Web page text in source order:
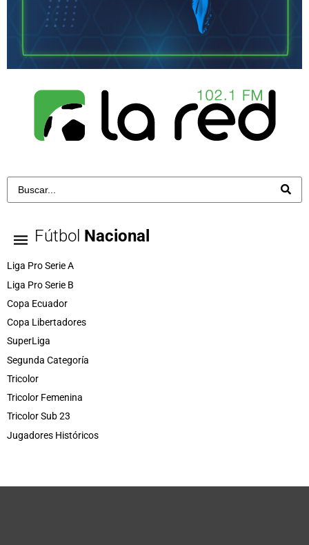
Fútbol Nacional
Liga Pro Serie A
Liga Pro Serie B
Copa Ecuador
Copa Libertadores
SuperLiga
Segunda Categoría
Tricolor
Tricolor Femenina
Tricolor Sub 23
Jugadores Históricos